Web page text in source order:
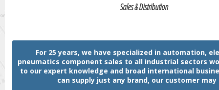
Sales & Distribution
For 25 years, we have specialized in automation,
pneumatics component sales to all industrial sectors
to our expert knowledge and broad international
can supply just any brand, our customer may